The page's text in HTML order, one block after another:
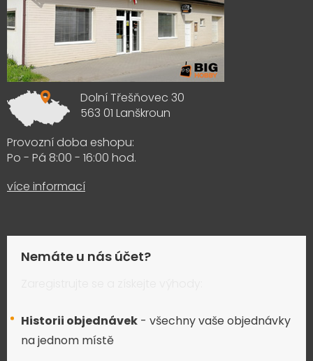
Dolní Třešňovec 30
563 01 Lanškroun
Provozní doba eshopu:
Po - Pá 8:00 - 16:00 hod.
více informací
Nemáte u nás účet?
Historii objednávek - všechny vaše objednávky
na jednom místě